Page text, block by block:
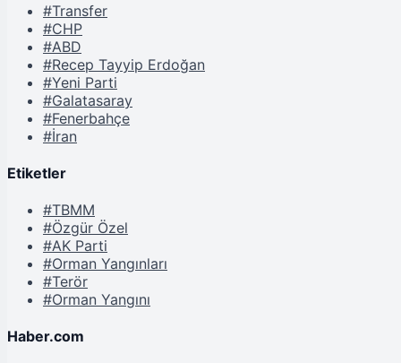
#Transfer
#CHP
#ABD
#Recep Tayyip Erdoğan
#Yeni Parti
#Galatasaray
#Fenerbahçe
#İran
Etiketler
#TBMM
#Özgür Özel
#AK Parti
#Orman Yangınları
#Terör
#Orman Yangını
Haber.com